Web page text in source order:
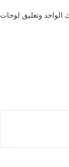
الواحد وتعليق لوحات